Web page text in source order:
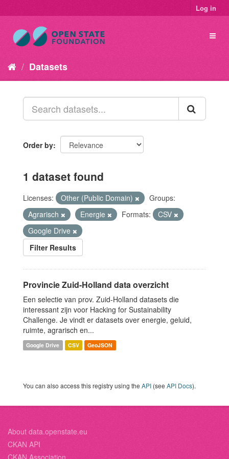
Log in
Datasets
Order by
1 dataset found
Licenses: Other (Public Domain)
Groups:
Agrarisch
Energie Formats:
CSV
Google Drive
Filter Results
Provincie Zuid-Holland data overzicht
Een selectie van prov. Zuid-Holland datasets die
interessant zijn voor Hacking for Sustainability
Challenge. Je vindt er datasets over energie, geluid,
ruimte, agrarisch en...
Google Drive CSV GeoJSON
You can also access this registry using the API (see API Docs).
About data.openstate.eu
CKAN API
CKAN Association